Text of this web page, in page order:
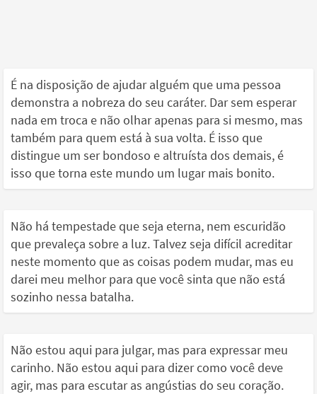
É na disposição de ajudar alguém que uma pessoa
demonstra a nobreza do seu caráter. Dar sem esperar
nada em troca e não olhar apenas para si mesmo, mas
também para quem está à sua volta. É isso que
distingue um ser bondoso e altruísta dos demais, é
isso que torna este mundo um lugar mais bonito.
Não há tempestade que seja eterna, nem escuridão
que prevaleça sobre a luz. Talvez seja difícil acreditar
neste momento que as coisas podem mudar, mas eu
darei meu melhor para que você sinta que não está
sozinho nessa batalha.
Não estou aqui para julgar, mas para expressar meu
carinho. Não estou aqui para dizer como você deve
agir, mas para escutar as angústias do seu coração.